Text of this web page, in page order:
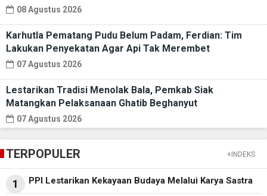
08 Agustus 2026
Karhutla Pematang Pudu Belum Padam, Ferdian: Tim
Lakukan Penyekatan Agar Api Tak Merembet
07 Agustus 2026
Lestarikan Tradisi Menolak Bala, Pemkab Siak
Matangkan Pelaksanaan Ghatib Beghanyut
07 Agustus 2026
TERPOPULER +INDEKS
1 PPI Lestarikan Kekayaan Budaya Melalui Karya Sastra